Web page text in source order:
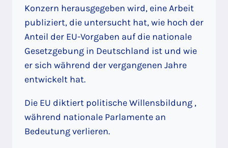
Konzern herausgegeben wird, eine Arbeit
publiziert, die untersucht hat, wie hoch der
Anteil der EU-Vorgaben auf die nationale
Gesetzgebung in Deutschland ist und wie
er sich während der vergangenen Jahre
entwickelt hat.
Die EU diktiert politische Willensbildung ,
während nationale Parlamente an
Bedeutung verlieren.